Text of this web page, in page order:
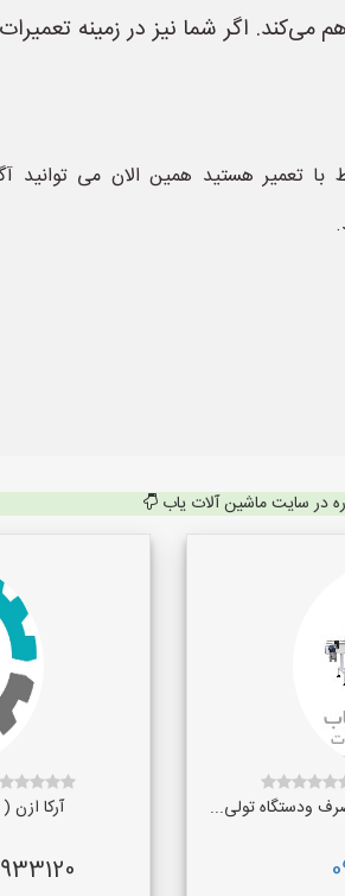
می‌کند. اگر شما نیز در زمینه
با تعمیر هستید همین الان می
در سایت ماشین آلات یاب
ودستگاه تولی...
آرکا ازن
- 02165019206